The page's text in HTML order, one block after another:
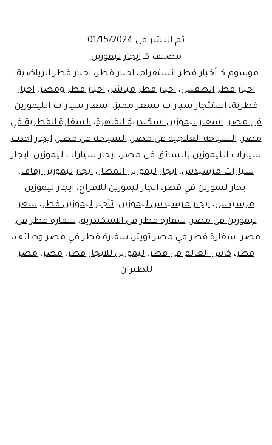
مصر
تم النشر في 01/15/2024
مصنف كـايجار ليموزين
موسوم كـأخبار قطر انستقرام،اخبار قطر،اخبار قطر الرياضية،
اخبار قطر الطقس، اخبار قطر مباشر، اخبار قطر ومصر، اخبار
قطرية،استئجار سيارات بسعر مميز،اسعار سيارات الليموزين
في مصر، اسعار ليموزين اسكندرية القاهرة، السفارة القطرية في
مصر،السياحة العلاجية فى مصر،السياحة فى مصر،ايجار احدث
سيارات الليموزين بالسائق فى مصر، ايجار سيارات ليموزين، ايجار
سيارات مرسيدس، ايجار ليموزين المطار، ايجار ليموزين زفاف،
ايجار ليموزين في قطر، ايجار ليموزين للافراح، ايجار ليموزين
مرسيدس، ايجار مرسيدس ليموزين، تأجير ليموزين قطر، سعر
ليموزين في مصر،سفارة قطر في الاسكندرية،سفارة قطر في
مصر، سفارة قطر في مصر تويتر، سفارة قطر في مصر وظائف،
قطر، كاس العالم فى قطر، ليموزين للايجار قطر، مصر، مصر
للطيران